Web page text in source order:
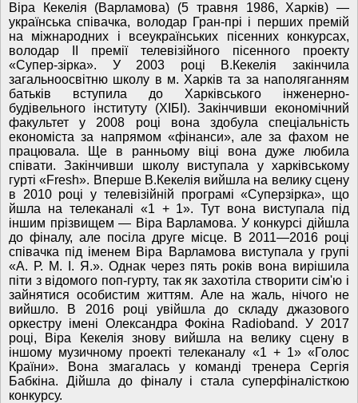
Віра Кекелія (Варламова) (5 травня 1986, Харків) —
українська співачка, володар Гран-прі і перших премій
на міжнародних і всеукраїнських пісенних конкурсах,
володар II премії телевізійного пісенного проекту
«Супер-зірка». У 2003 році В.Кекелія закінчила
загальноосвітню школу в м. Харків та за наполяганням
батьків вступила до Харківського інженерно-
будівельного інституту (ХІБІ). Закінчивши економічний
факультет у 2008 році вона здобула спеціальність
економіста за напрямом «фінанси», але за фахом не
працювала. Ще в ранньому віці вона дуже любила
співати. Закінчивши школу виступала у харківському
гурті «Fresh». Вперше В.Кекелія вийшла на велику сцену
в 2010 році у телевізійній програмі «Суперзірка», що
йшла на телеканалі «1 + 1». Тут вона виступала під
іншим прізвищем — Віра Варламова. У конкурсі дійшла
до фіналу, але посіла друге місце. В 2011—2016 році
співачка під іменем Віра Варламова виступала у групі
«А. Р. М. І. Я.». Однак через пять років вона вирішила
піти з відомого поп-гурту, так як захотіла створити сім'ю і
зайнятися особистим життям. Але на жаль, нічого не
вийшло. В 2016 році увійшла до складу джазового
оркестру імені Олександра Фокіна Radioband. У 2017
році, Віра Кекелія знову вийшла на велику сцену в
іншому музичному проекті телеканалу «1 + 1» «Голос
Країни». Вона змагалась у команді тренера Сергія
Бабкіна. Дійшла до фіналу і стала суперфіналісткою
конкурсу.